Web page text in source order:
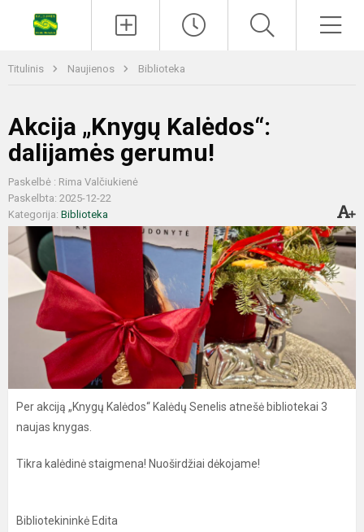
Titulinis Naujienos Biblioteka
Akcija „Knygų Kalėdos“:
dalijamės gerumu!
Paskelbė : Rima Valčiukienė
Paskelbta: 2025-12-22
Kategorija: Biblioteka
Per akciją „Knygų Kalėdos“ Kalėdų Senelis atnešė bibliotekai 3
naujas knygas.
Tikra kalėdinė staigmena! Nuoširdžiai dėkojame!
Bibliotekininkė Edita